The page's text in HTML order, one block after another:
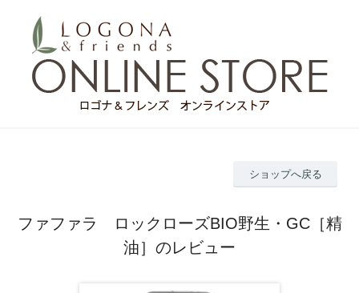
ショップへ戻る
ファファラ ロックローズBIO野生・GC［精
油］のレビュー